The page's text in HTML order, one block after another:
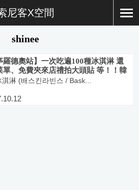
尼客X空間
shinee
羅德奧站】一次吃遍100種冰淇淋 還
單、免費夾來店禮拍大頭貼 等！！韓
淋 旗艦概念門市 BROWN清潭
淋 (배스킨라빈스 / Bask...